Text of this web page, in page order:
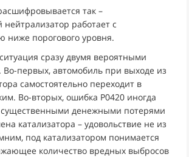
так –
нейтрализатор работает с
ниже порогового уровня.
сразу двумя вероятными
Во-первых, автомобиль при выходе из
самостоятельно переходит в
Во-вторых, ошибка P0420 иногда
существенными денежными потерями
катализатора – удовольствие не из
под катализатором понимается
количество вредных выбросов